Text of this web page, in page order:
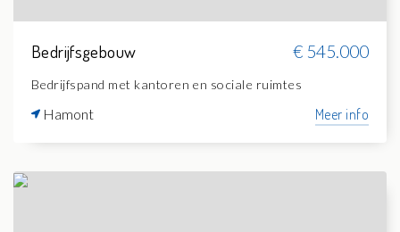
Bedrijfsgebouw € 545.000
Bedrijfspand met kantoren en sociale ruimtes
Hamont Meer info